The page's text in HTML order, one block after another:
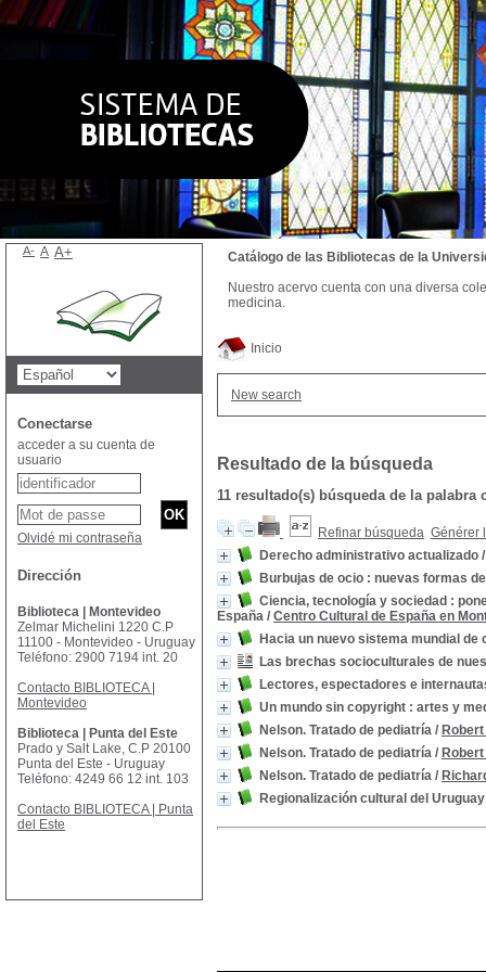
Inicio
New search
Resultado de la búsqueda
11 resultado(s) búsqueda de la palabra
Refinar búsqueda Générer
Derecho administrativo actualizado
Burbujas de ocio : nuevas formas
Ciencia, tecnología y sociedad :
España / Centro Cultural de España en
Hacia un nuevo sistema mundial
Las brechas socioculturales de
Lectores, espectadores e
Un mundo sin copyright : artes y
Nelson. Tratado de pediatría /
Nelson. Tratado de pediatría /
Nelson. Tratado de pediatría /
Regionalización cultural del Uruguay
Catálogo de las Bibliotecas de la
Nuestro acervo cuenta con una diversa
medicina.
A- A A+
Conectarse
acceder a su cuenta de
usuario
Olvidé mi contraseña
Dirección
Biblioteca | Montevideo
Zelmar Michelini 1220 C.P
11100 - Montevideo - Uruguay
Teléfono: 2900 7194 int. 20
Contacto BIBLIOTECA |
Montevideo
Biblioteca | Punta del Este
Prado y Salt Lake, C.P 20100
Punta del Este - Uruguay
Teléfono: 4249 66 12 int. 103
Contacto BIBLIOTECA | Punta
del Este